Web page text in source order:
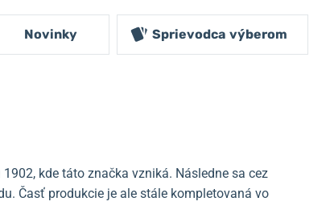
Novinky Sprievodca výberom
kde táto značka vzniká. Následne sa cez
Časť produkcie je ale stále kompletovaná vo